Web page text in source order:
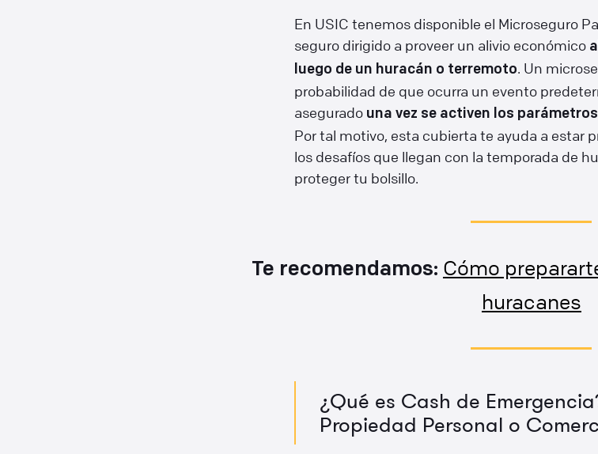
En USIC tenemos disponible el Microseguro
seguro dirigido a proveer un alivio económico
luego de un huracán o terremoto. Un
probabilidad de que ocurra un evento
asegurado una vez se activen los
Por tal motivo, esta cubierta te ayuda a estar
los desafíos que llegan con la temporada de
proteger tu bolsillo.
Te recomendamos: Cómo
huracanes
¿Qué es Cash de
Propiedad Personal o